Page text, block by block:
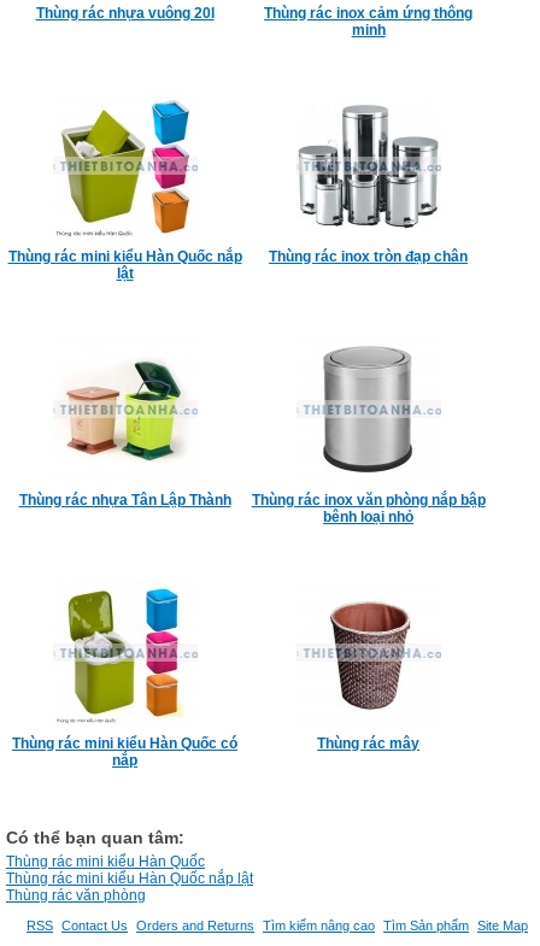
Thùng rác nhựa vuông 20l
Thùng rác inox cảm ứng thông
minh
Thùng rác mini kiểu Hàn Quốc nắp
lật
Thùng rác inox tròn đạp chân
Thùng rác nhựa Tân Lập Thành
Thùng rác inox văn phòng nắp bập
bênh loại nhỏ
Thùng rác mini kiểu Hàn Quốc có
nắp
Thùng rác mây
Có thể bạn quan tâm:
Thùng rác mini kiểu Hàn Quốc
Thùng rác mini kiểu Hàn Quốc nắp lật
Thùng rác văn phòng
Site Map
Tìm Sản phẩm
Tìm kiếm nâng cao
Orders and Returns
Contact Us
RSS